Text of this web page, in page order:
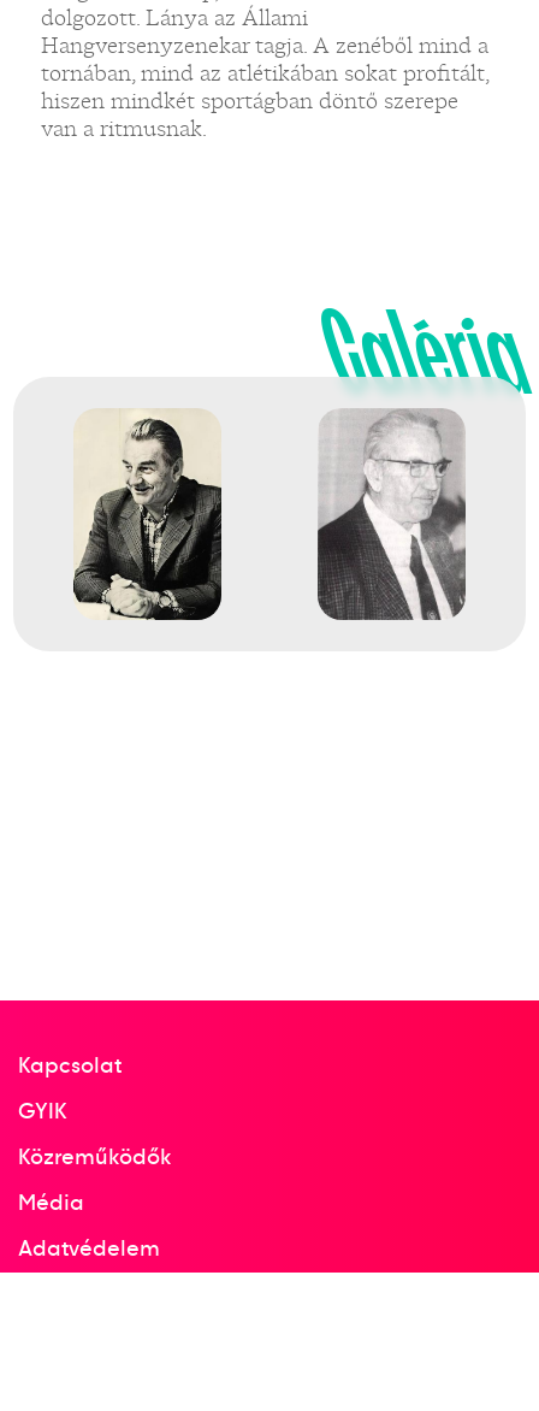
dolgozott. Lánya az Állami
Hangversenyzenekar tagja. A zenéből mind a
tornában, mind az atlétikában sokat profitált,
hiszen mindkét sportágban döntő szerepe
van a ritmusnak.
Galéria
Kapcsolat
GYIK
Közreműködők
Média
Adatvédelem